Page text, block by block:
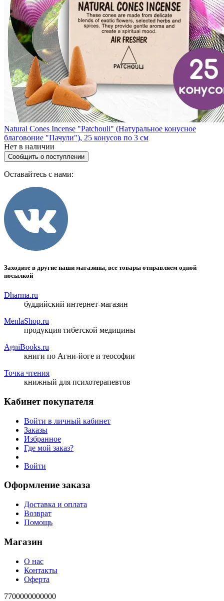
Natural Cones Incense "Patchouli" (Натуральное конусное
благовоние "Пачули"), 25 конусов по 3 см
Нет в наличии
Сообщить о поступлении
Оставайтесь с нами:
Заходите в другие наши магазины, все товары отправляем одной
посылкой
Dharma.ru
буддийский интернет-магазин
MenlaShop.ru
продукция тибетской медицины
AgniBooks.ru
книги по Агни-йоге и теософии
Точка чтения
книжный для психотерапевтов
Кабинет покупателя
Войти в личный кабинет
Заказы
Избранное
Где мой заказ?
Войти
Оформление заказа
Доставка и оплата
Возврат
Помощь
Магазин
О нас
Контакты
Оферта
7700000000000